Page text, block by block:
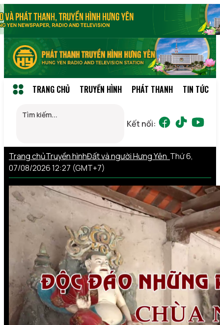
TRANG CHỦ TRUYỀN HÌNH PHÁT THANH TIN TỨC
Kết nối:
Trang chủTruyền hìnhĐất và người Hưng Yên Thứ 6,
07/08/2026 12:27 (GMT+7)